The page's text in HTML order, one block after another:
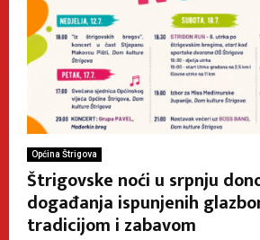
Općina Štrigova
Štrigovske noći u srpnju
događanja ispunjenih
tradicijom i zabavom